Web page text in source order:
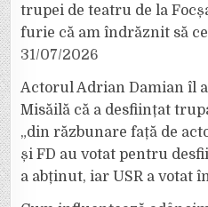
trupei de teatru de la
furie că am îndrăznit să
31/07/2026
Actorul Adrian Damian îl
Misăilă că a desființat
„din răzbunare față de
și FD au votat pentru
a abținut, iar USR a votat